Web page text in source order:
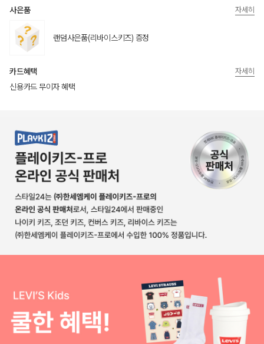
사은품
랜덤사은품(리바이스키즈) 증정
자세히
카드혜택
신용카드 무이자 혜택
자세히